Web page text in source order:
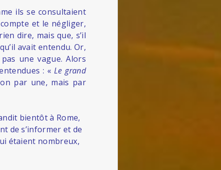
ils se consultaient
et le négliger,
dire, mais que, s’il
avait entendu. Or,
une vague. Alors
: «Le grand
par une, mais par
bientôt à Rome,
de s’informer et de
étaient nombreux,